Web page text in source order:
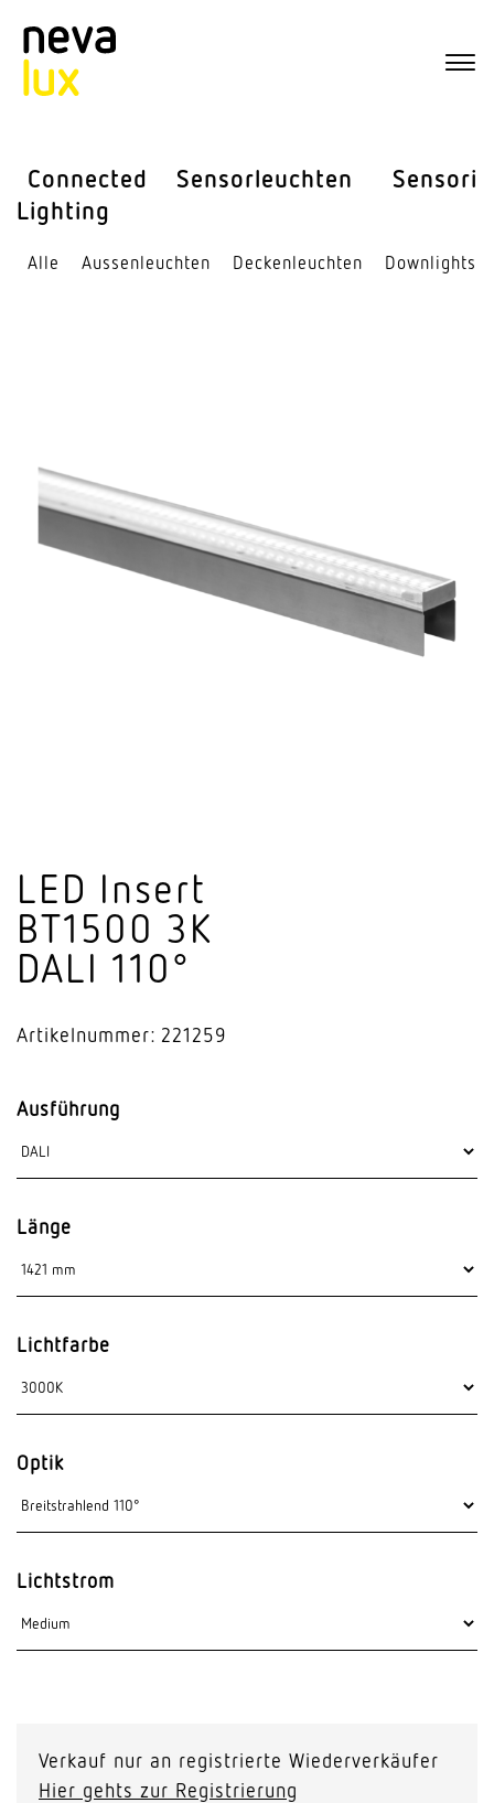
Connected
Lighting
Sensor­leuchten Sensorik
Alle Aussen­leuchten Decken­leuchten Down­lights
LED Insert
BT1500 3K
DALI 110°
Artikelnummer: 221259
Ausführung
Länge
Lichtfarbe
Optik
Lichtstrom
Verkauf nur an registrierte Wiederverkäufer
Hier gehts zur Registrierung